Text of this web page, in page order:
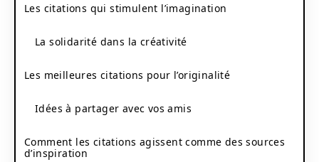
Les citations qui stimulent l’imagination
La solidarité dans la créativité
Les meilleures citations pour l’originalité
Idées à partager avec vos amis
Comment les citations agissent comme des sources
d’inspiration